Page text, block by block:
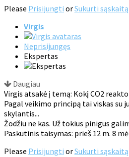
Please Prisijungti orSukurti sąskaitą
Virgis
Neprisijungęs
Ekspertas
Daugiau
Virgis atsakė į temą: Kokį CO2
Pagal veikimo principą tai viskas
skylantis...
Žodžiu ne kas. Už tokius pinigus
Paskutinis taisymas: prieš 12 m. 8
Please Prisijungti orSukurti sąskaitą